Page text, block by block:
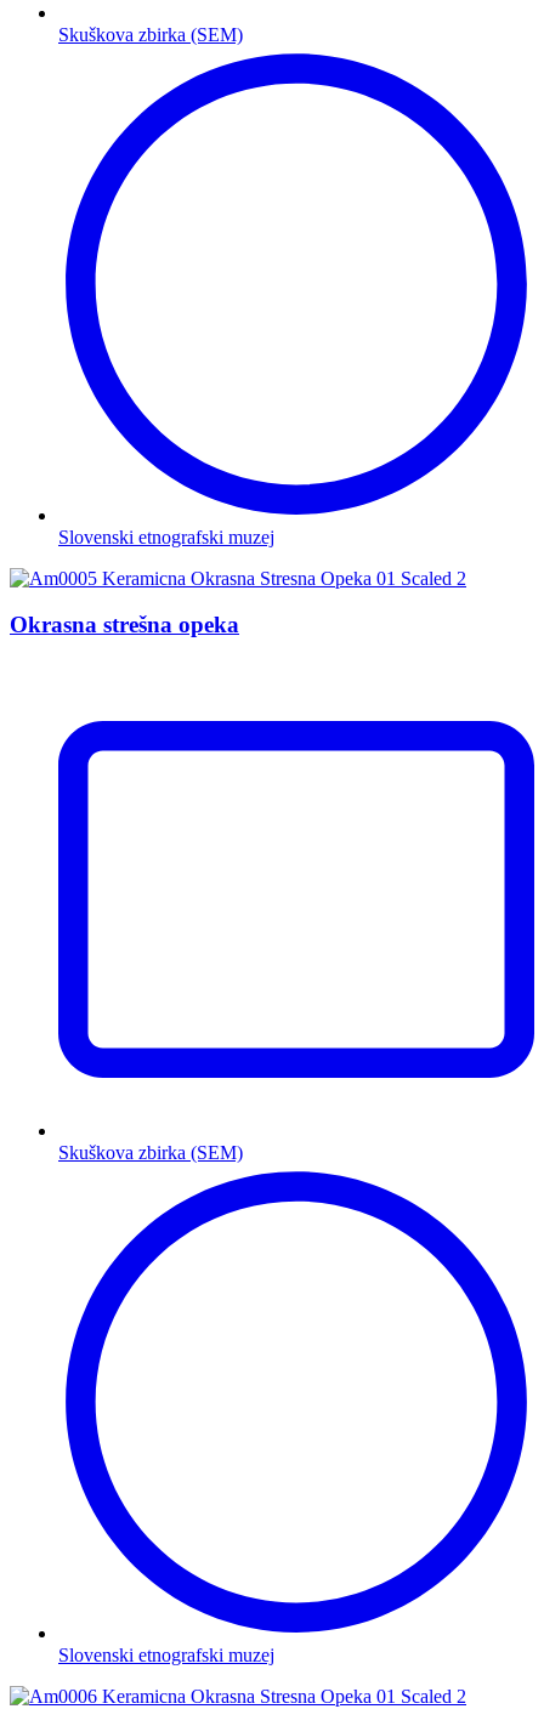
Skuškova zbirka (SEM)
Slovenski etnografski muzej
Okrasna strešna opeka
Skuškova zbirka (SEM)
Slovenski etnografski muzej